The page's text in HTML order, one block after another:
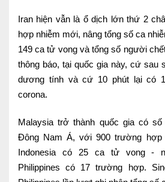
Iran hiện vẫn là ổ dịch lớn thứ 2
hợp nhiễm mới, nâng tổng số ca
149 ca tử vong và tổng số người
thông báo, tại quốc gia này, cứ sau
dương tính và cứ 10 phút lại có
corona.
Malaysia trở thành quốc gia có
Đông Nam Á, với 900 trường
Indonesia có 25 ca tử vong -
Philippines có 17 trường hợp.